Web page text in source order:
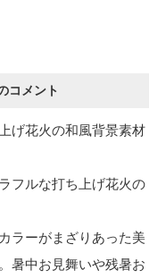
コメント
げ花火の和風背景素材
フルな打ち上げ花火の
ラーがまざりあった美
暑中お見舞いや残暑お